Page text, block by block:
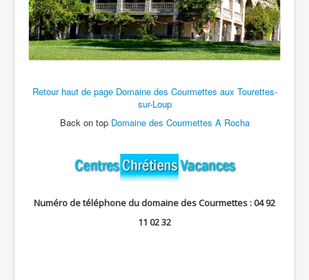
Retour haut de page Domaine des Courmettes aux Tourettes-
sur-Loup
Back on top Domaine des Courmettes A Rocha
Numéro de téléphone du domaine des Courmettes :04 92
11 02 32